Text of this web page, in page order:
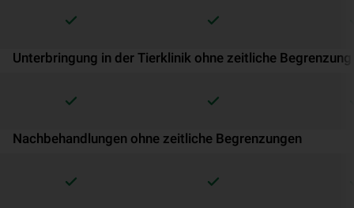
Unterbringung in der Tierklinik ohne zeitliche Begrenzung
Nachbehandlungen ohne zeitliche Begrenzungen